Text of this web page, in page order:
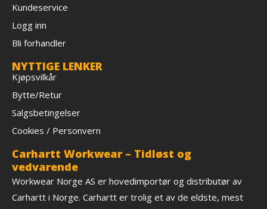
Kundeservice
Logg inn
Bli forhandler
NYTTIGE LENKER
Kjøpsvilkår
Bytte/Retur
Salgsbetingelser
Cookies / Personvern
Carhartt Workwear – Tidløst og
vedvarende
Workwear Norge AS er hovedimportør og distributør av
Carhartt i Norge. Carhartt er trolig et av de eldste, mest